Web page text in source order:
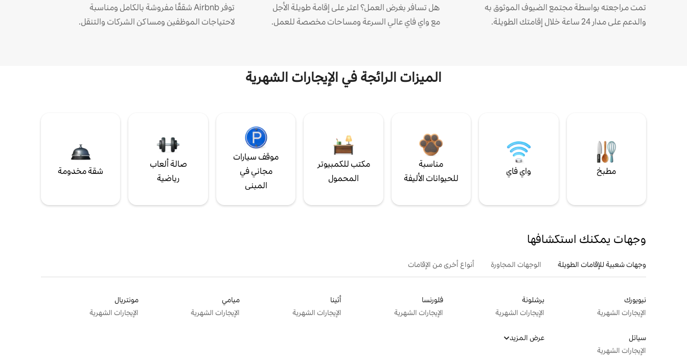
تمت مراجعته بواسطة مجتمع الضيوف الموثوق به
والدعم على مدار 24 ساعة خلال إقامتك الطويلة.
هل تسافر بغرض العمل؟ اعثر على إقامة طويلة الأجل
مع واي فاي عالي السرعة ومساحات مخصصة للعمل.
توفر Airbnb شققًا مفروشة بالكامل ومناسبة
لاحتياجات الموظفين ومساكن الشركات والتنقل.
الميزات الرائجة في الإيجارات الشهرية
مطبخ واي فاي
مناسبة
للحيوانات الأليفة
مكتب للكمبيوتر
المحمول
موقف سيارات
مجاني في
المبنى
صالة ألعاب
رياضية
شقة مخدومة
وجهات يمكنك استكشافها
وجهات شعبية للإقامات الطويلة الوجهات المجاورة أنواع أخرى من الإقامات
نيويورك
الإيجارات الشهرية
برشلونة
الإيجارات الشهرية
فلورنسا
الإيجارات الشهرية
أثينا
الإيجارات الشهرية
ميامي
الإيجارات الشهرية
مونتريال
الإيجارات الشهرية
سياتل
الإيجارات الشهرية
عرض المزيد